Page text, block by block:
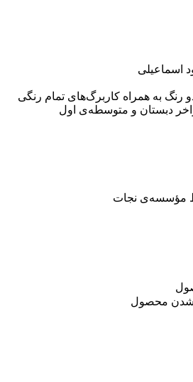
اسماعیلی
دبستان و متوسطه‌ی اول
مؤسسه‌ی نجات
شدن محصول